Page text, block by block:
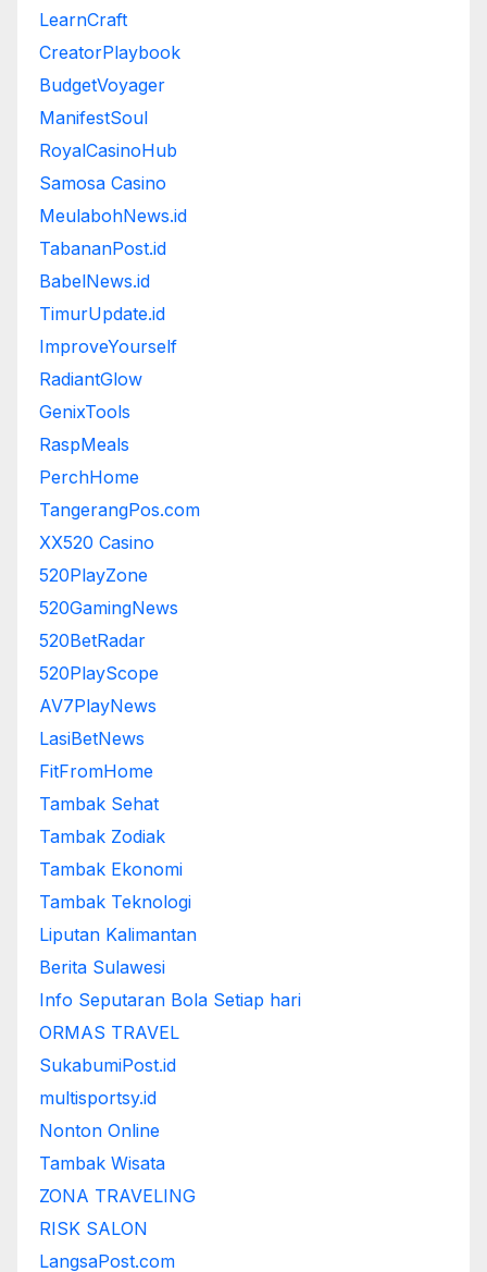
LearnCraft
CreatorPlaybook
BudgetVoyager
ManifestSoul
RoyalCasinoHub
Samosa Casino
MeulabohNews.id
TabananPost.id
BabelNews.id
TimurUpdate.id
ImproveYourself
RadiantGlow
GenixTools
RaspMeals
PerchHome
TangerangPos.com
XX520 Casino
520PlayZone
520GamingNews
520BetRadar
520PlayScope
AV7PlayNews
LasiBetNews
FitFromHome
Tambak Sehat
Tambak Zodiak
Tambak Ekonomi
Tambak Teknologi
Liputan Kalimantan
Berita Sulawesi
Info Seputaran Bola Setiap hari
ORMAS TRAVEL
SukabumiPost.id
multisportsy.id
Nonton Online
Tambak Wisata
ZONA TRAVELING
RISK SALON
LangsaPost.com